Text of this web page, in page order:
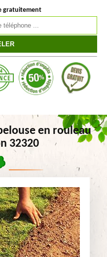
gratuitement
en rouleau
32320